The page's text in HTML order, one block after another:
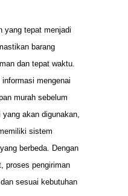
yang tepat menjadi
barang
dan tepat waktu.
mengenai
murah sebelum
akan digunakan,
sistem
berbeda. Dengan
proses pengiriman
sesuai kebutuhan